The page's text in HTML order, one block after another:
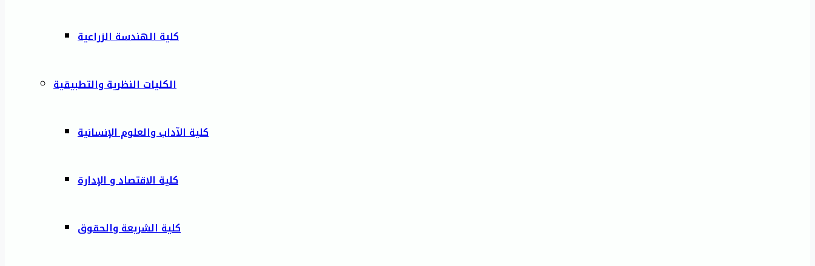
كلية الهندسة الزراعية
الكليات النظرية والتطبيقية
كلية الآداب والعلوم الإنسانية
كلية الاقتصاد و الإدارة
كلية الشريعة والحقوق